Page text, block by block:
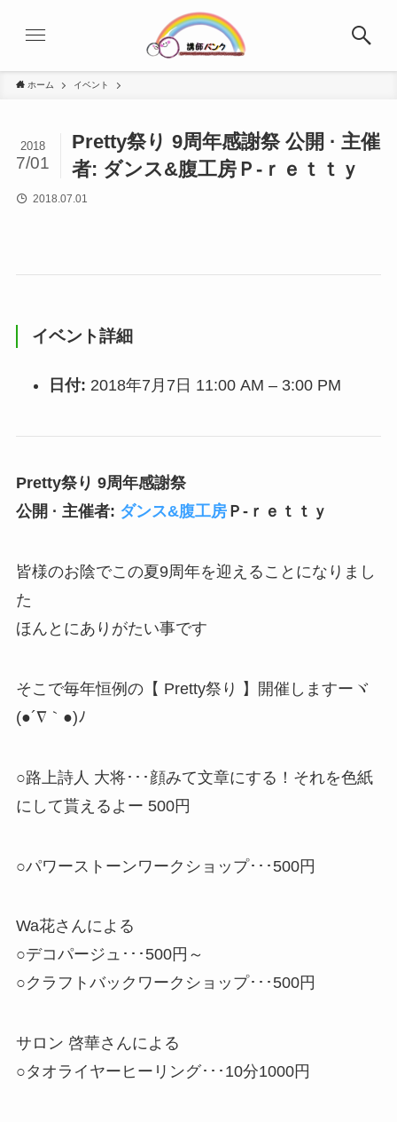
ホーム イベント
Pretty祭り 9周年感謝祭 公開 · 主催
者: ダンス&腹工房Ｐ-ｒｅｔｔｙ
2018
7/01
2018.07.01
イベント詳細
日付: 2018年7月7日 11:00 AM – 3:00 PM
Pretty祭り 9周年感謝祭
公開 · 主催者: ダンス&腹工房Ｐ-ｒｅｔｔｙ
皆様のお陰でこの夏9周年を迎えることになりまし
た
ほんとにありがたい事です
そこで毎年恒例の【 Pretty祭り 】開催しますーヾ
(●´∇｀●)ﾉ
○路上詩人 大将･･･顔みて文章にする！それを色紙
にして貰えるよー 500円
○パワーストーンワークショップ･･･500円
Wa花さんによる
○デコパージュ･･･500円～
○クラフトバックワークショップ･･･500円
サロン 啓華さんによる
○タオライヤーヒーリング･･･10分1000円